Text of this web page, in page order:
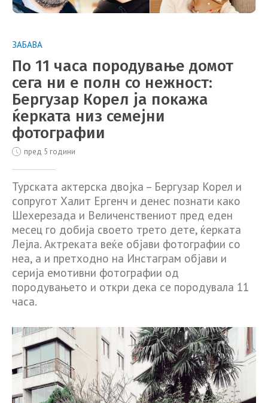
ЗАБАВА
По 11 часа породување домот
сега ни е полн со нежност:
Бергузар Корел ја покажа
ќерката низ семејни
фотографии
пред 5 години
Турската актерска двојка – Бергузар Корел и
сопругот Халит Ергенч и денес познати како
Шехерезада и Величенствениот пред еден
месец го добија своето трето дете, ќерката
Лејла. Актреката веќе објави фотографии со
неа, а и претходно на Инстаграм објави и
серија емотивни фотографии од
породувањето и откри дека се породувала 11
часа.